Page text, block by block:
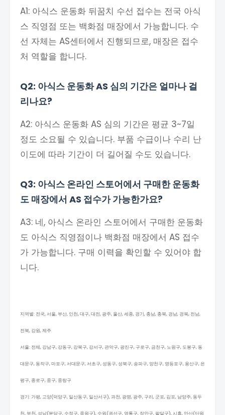
A1: 아식스 운동화 뒤꿈치 수선 접수는 전국 아식
스 직영점 또는 백화점 매장에서 가능합니다. 수
선 자체는 AS센터에서 진행되므로, 매장은 접수
처 역할을 합니다.
Q2: 아식스 운동화 AS 심의 기간은 얼마나 걸
리나요?
A2: 아식스 운동화 AS 심의 기간은 평균 3~7일
정도 소요될 수 있습니다. 부품 수급이나 수리 난
이도에 따라 기간이 더 길어질 수도 있습니다.
Q3: 아식스 온라인 스토어에서 구매한 운동화
도 매장에서 AS 접수가 가능한가요?
A3: 네, 아식스 온라인 스토어에서 구매한 운동화
도 아식스 직영점이나 백화점 매장에서 AS 접수
가 가능합니다. 구매 이력을 확인할 수 있어야 합
니다.
지역별: 전국, 서울, 부산, 인천, 대구, 대전, 광주, 울산, 세종, 경기, 충남, 충북, 경남, 경북, 전남,
전북, 강원, 제주
서울: 전체, 강남구, 강동구, 강북구, 강서구, 관악구, 광진구, 구로구, 금천구, 노원구, 도봉구, 동
대문구, 동작구, 마포구, 서대문구, 서초구, 성동구, 성북구, 송파구, 양천구, 영등포구, 용산구, 은
평구, 종로구, 중구, 중랑구
경기: 가평, 고양(덕양구, 일산동구, 일산서구), 과천, 광명, 광주, 구리, 군포, 김포, 남양주, 동두
천, 부천, 성남(분당구, 수정구, 중원구), 수원(권선구, 영통구, 장안구, 팔달구), 시흥, 안산(단원